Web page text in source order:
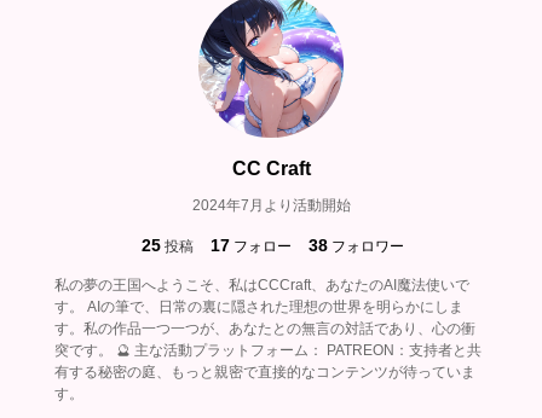
CC Craft
2024年7月より活動開始
25 投稿 17 フォロー 38 フォロワー
私の夢の王国へようこそ、私はCCCraft、あなたのAI魔法使いで
す。 AIの筆で、日常の裏に隠された理想の世界を明らかにしま
す。私の作品一つ一つが、あなたとの無言の対話であり、心の衝
突です。 🔮 主な活動プラットフォーム： PATREON：支持者と共
有する秘密の庭、もっと親密で直接的なコンテンツが待っていま
す。